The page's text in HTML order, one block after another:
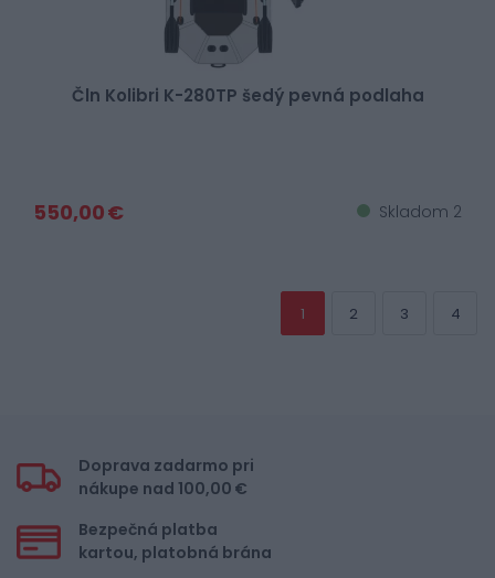
Čln Kolibri K-280TP šedý pevná podlaha
550,00 € Skladom 2
1 2 3 4
Doprava zadarmo pri
nákupe nad 100,00 €
Bezpečná platba
kartou, platobná brána